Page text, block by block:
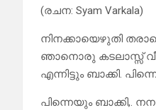
(രചന: Syam Varkala)
നിനക്കായെഴുതി
ഞാനൊരു കടലാസ്സ്
എന്നിട്ടും ബാക്കി.
പിന്നെയും ബാക്കി,.